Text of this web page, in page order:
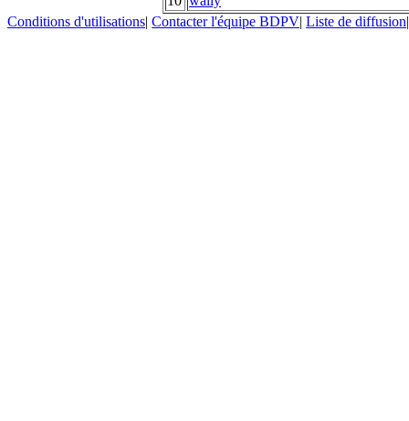
Conditions d'utilisations| Contacter l'équipe BDPV| Liste de diffusion